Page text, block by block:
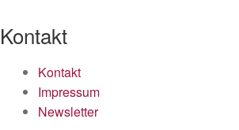
Kontakt
Kontakt
Impressum
Newsletter